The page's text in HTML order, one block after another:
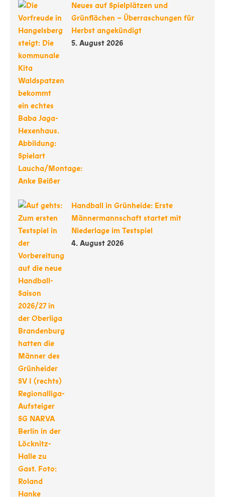
Neues auf Spielplätzen und
Grünflächen – Überraschungen für
Herbst angekündigt
5. August 2026
Handball in Grünheide: Erste
Männermannschaft startet mit
Niederlage im Testspiel
4. August 2026